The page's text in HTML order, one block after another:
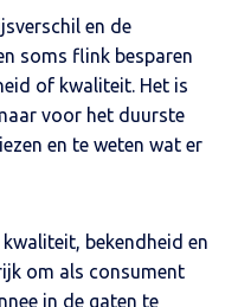
en de
soms flink besparen
of kwaliteit. Het is
voor het duurste
en te weten wat er
bekendheid en
om als consument
in de gaten te